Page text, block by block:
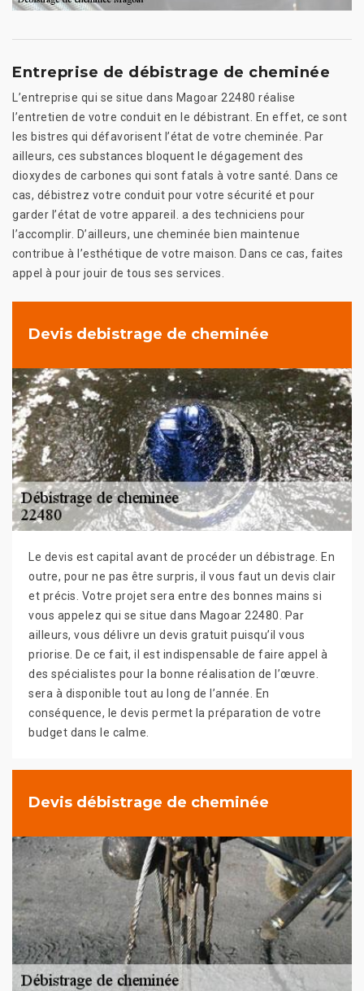
Entreprise de débistrage de cheminée
L’entreprise qui se situe dans Magoar 22480 réalise
l’entretien de votre conduit en le débistrant. En effet, ce sont
les bistres qui défavorisent l’état de votre cheminée. Par
ailleurs, ces substances bloquent le dégagement des
dioxydes de carbones qui sont fatals à votre santé. Dans ce
cas, débistrez votre conduit pour votre sécurité et pour
garder l’état de votre appareil. a des techniciens pour
l’accomplir. D’ailleurs, une cheminée bien maintenue
contribue à l’esthétique de votre maison. Dans ce cas, faites
appel à pour jouir de tous ses services.
Devis debistrage de cheminée
Le devis est capital avant de procéder un débistrage. En
outre, pour ne pas être surpris, il vous faut un devis clair
et précis. Votre projet sera entre des bonnes mains si
vous appelez qui se situe dans Magoar 22480. Par
ailleurs, vous délivre un devis gratuit puisqu’il vous
priorise. De ce fait, il est indispensable de faire appel à
des spécialistes pour la bonne réalisation de l’œuvre.
sera à disponible tout au long de l’année. En
conséquence, le devis permet la préparation de votre
budget dans le calme.
Devis débistrage de cheminée